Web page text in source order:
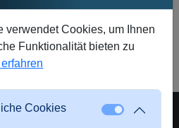
zur Startseite
verwendet Cookies, um Ihnen
Funktionalität bieten zu
Cookies